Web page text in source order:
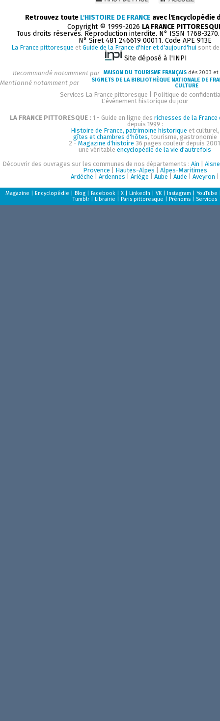
Retrouvez toute L'HISTOIRE DE FRANCE avec l'Encyclopédie
Copyright © 1999-2026 LA FRANCE
Tous droits réservés. Reproduction interdite. N° ISSN 1768-
N° Siret 481 246619 00011. Code APE 913E
La France pittoresque et Guide de la France d'hier et d'aujourd'hui sont
Site déposé à l'INPI
Recommandé notamment par MAISON DU TOURISME FRANÇAIS dès 2003 et
Mentionné notamment par
SIGNETS DE LA BIBLIOTHÈQUE NATIONALE DE
CULTURE
Services La France pittoresque
Politique de
L'événement historique du jour
LA FRANCE PITTORESQUE : 1 - Guide en ligne des richesses de la
depuis 1999 :
Histoire de France, patrimoine historique et culturel,
gîtes et chambres d'hôtes, tourisme, gastronomie
2 - Magazine d'histoire 36 pages couleur depuis
une véritable encyclopédie de la vie d'autrefois
Découvrir des ouvrages sur les communes de nos départements : Ain
Aisne
Provence
Hautes-Alpes
Alpes-Maritimes
Ardèche
Ardennes Ariège Aube Aude Aveyron
Magazine Encyclopédie Blog Facebook X LinkedIn VK Instagram YouTube
Tumblr
Librairie Paris pittoresque Prénoms Services